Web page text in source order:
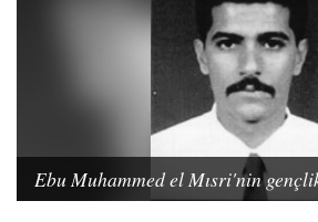
Ebu Muhammed el Mısri'nin